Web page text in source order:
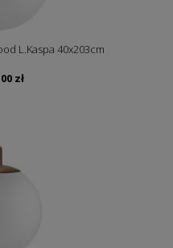
L.Kaspa 40x203cm
zł